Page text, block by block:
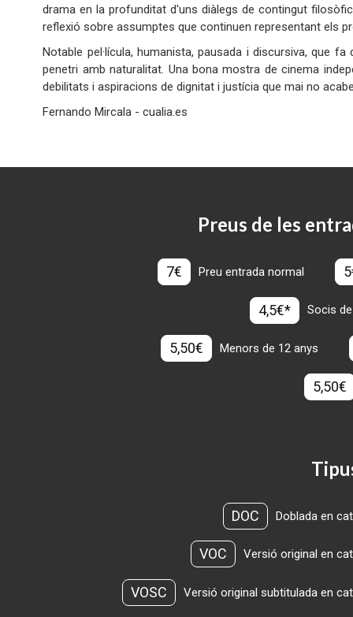
drama en la profunditat d'uns diàlegs de contingut
reflexió sobre assumptes que continuen representant els
Notable pel·lícula, humanista, pausada i discursiva, que
penetri amb naturalitat. Una bona mostra de cinema
debilitats i aspiracions de dignitat i justícia que mai no
Fernando Mircala - cualia.es
Preus de les
7€ Preu entrada normal
4,5€* Socis
5,50€ Menors de 12 anys
5,50€
DOC Doblada en
VOC Versió original en
VOSC Versió original subtitulada en